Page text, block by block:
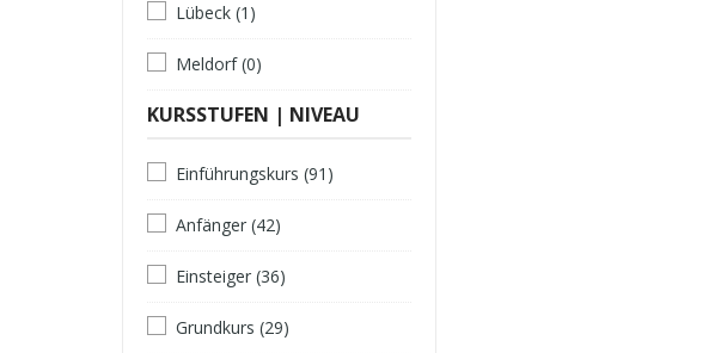
Lübeck (1)
Meldorf (0)
KURSSTUFEN | NIVEAU
Einführungskurs (91)
Anfänger (42)
Einsteiger (36)
Grundkurs (29)